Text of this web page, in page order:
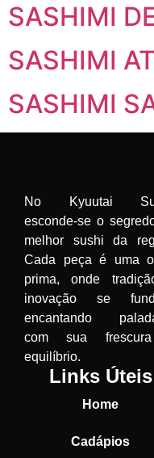
SASHIMI
SASHIMI
SASHIMI
No Kyuutai
esconde-se o
melhor sushi da
Cada peça é uma
prima, onde
inovação se
encantando
com sua
equilíbrio.
Links Úteis
Home
Cadápios